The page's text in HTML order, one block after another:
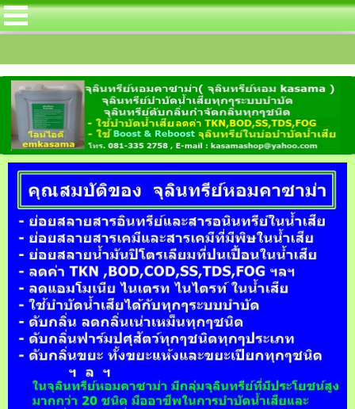
จุลินทรีย์หอมคาซาม่าได้บรรจุกลุ่มจุลินทรีย์